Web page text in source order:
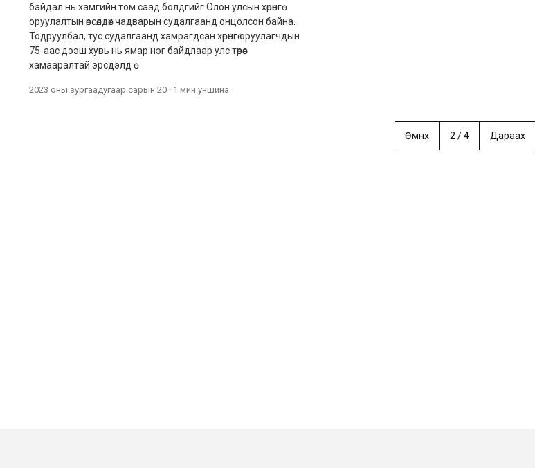
байдал нь хамгийн том саад болдгийг Олон улсын хөрөнгө
оруулалтын өрсөлдөх чадварын судалгаанд онцолсон байна.
Тодруулбал, тус судалгаанд хамрагдсан хөрөнгө оруулагчдын
75-аас дээш хувь нь ямар нэг байдлаар улс төрөөс
хамааралтай эрсдэлд ө
2023 оны зургаадугаар сарын 20 · 1 мин уншина
Өмнөх 2 /4 Дараах